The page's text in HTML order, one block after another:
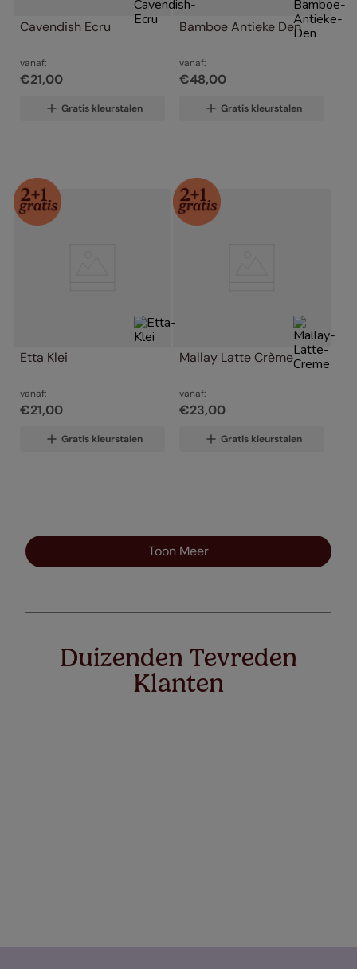
Cavendish Ecru
vanaf:
€21,00
Gratis kleurstalen
Bamboe Antieke Den
vanaf:
€48,00
Gratis kleurstalen
Etta Klei
vanaf:
€21,00
Gratis kleurstalen
Mallay Latte Crème
vanaf:
€23,00
Gratis kleurstalen
Toon Meer
Duizenden Tevreden
Klanten